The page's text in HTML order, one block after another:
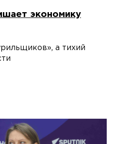
экономику
а тихий